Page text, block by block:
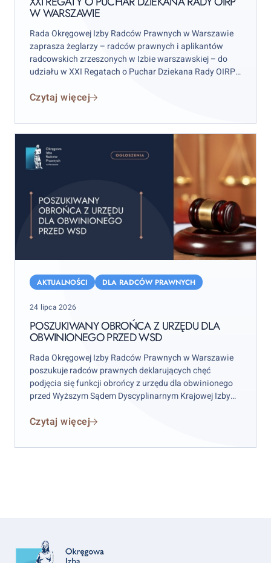
OIRP
Warszawie
W WARSZAWIE
Rada Okręgowej Izby Radców Prawnych w Warszawie
zaprasza żeglarzy – radców prawnych i aplikantów
radcowskich zrzeszonych w Izbie warszawskiej – do
udziału w XXI Regatach o Puchar Dziekana Rady OIRP
września 2026 r. (sobota–niedziela), przy czym
Czytaj więcej
obrońca
urzędu
obwinionego
przed
WSD
AKTUALNOŚCI DLA RADCÓW PRAWNYCH
Posted
24 lipca 2026
POSZUKIWANY OBROŃCA Z URZĘDU DLA
OBWINIONEGO PRZED WSD
Rada Okręgowej Izby Radców Prawnych w Warszawie
poszukuje radców prawnych deklarujących chęć
podjęcia się funkcji obrońcy z urzędu dla obwinionego
przed Wyższym Sądem Dyscyplinarnym Krajowej Izby
imieniu obwinionego kasacji do Sądu Najwyższego.
Czytaj więcej